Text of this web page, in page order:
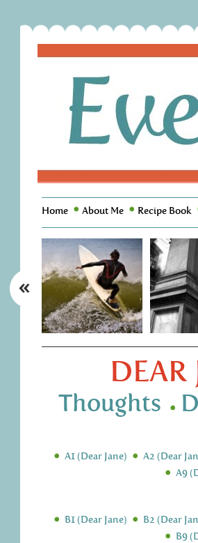
Home About Me Recipe Book
DEAR
Thoughts
A1 (Dear Jane) A2 (Dear
A9
B1 (Dear Jane) B2 (Dear
B9